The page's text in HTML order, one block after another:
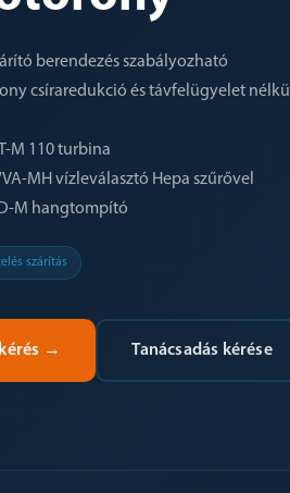
berendezés szabályozható
csíraredukció és távfelügyelet nélkül
M 110 turbina
MH vízleválasztó Hepa szűrővel
M hangtompító
szárítás
→ Tanácsadás kérése